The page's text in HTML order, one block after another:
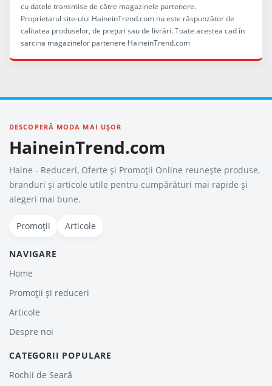
cu datele transmise de către magazinele partenere.
Proprietarul site-ului HaineinTrend.com nu este răspunzător de
calitatea produselor, de preţuri sau de livrări. Toate acestea cad în
sarcina magazinelor partenere HaineinTrend.com
DESCOPERĂ MODA MAI UȘOR
HaineinTrend.com
Haine - Reduceri, Oferte şi Promoţii Online reunește produse,
branduri și articole utile pentru cumpărături mai rapide și
alegeri mai bune.
Promoții Articole
NAVIGARE
Home
Promoții și reduceri
Articole
Despre noi
CATEGORII POPULARE
Rochii de Seară